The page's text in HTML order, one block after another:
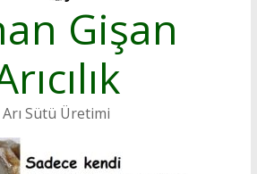
Gişan
Arı Sütü Üretimi